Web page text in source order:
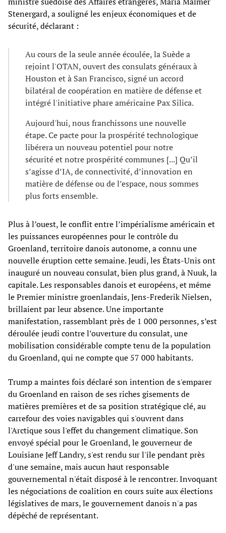
Stenergard, a souligné les enjeux économiques et de
sécurité, déclarant :
Au cours de la seule année écoulée, la Suède a
rejoint l'OTAN, ouvert des consulats généraux à
Houston et à San Francisco, signé un accord
bilatéral de coopération en matière de défense et
intégré l'initiative phare américaine Pax Silica.
Aujourd'hui, nous franchissons une nouvelle
étape. Ce pacte pour la prospérité technologique
libérera un nouveau potentiel pour notre
sécurité et notre prospérité communes [...] Qu’il
s’agisse d’IA, de connectivité, d’innovation en
matière de défense ou de l’espace, nous sommes
plus forts ensemble.
Plus à l’ouest, le conflit entre l’impérialisme américain et
les puissances européennes pour le contrôle du
Groenland, territoire danois autonome, a connu une
nouvelle éruption cette semaine. Jeudi, les États-Unis ont
inauguré un nouveau consulat, bien plus grand, à Nuuk, la
capitale. Les responsables danois et européens, et même
le Premier ministre groenlandais, Jens-Frederik Nielsen,
brillaient par leur absence. Une importante
manifestation, rassemblant près de 1 000 personnes, s’est
déroulée jeudi contre l’ouverture du consulat, une
mobilisation considérable compte tenu de la population
du Groenland, qui ne compte que 57 000 habitants.
Trump a maintes fois déclaré son intention de s'emparer
du Groenland en raison de ses riches gisements de
matières premières et de sa position stratégique clé, au
carrefour des voies navigables qui s'ouvrent dans
l'Arctique sous l'effet du changement climatique. Son
envoyé spécial pour le Groenland, le gouverneur de
Louisiane Jeff Landry, s'est rendu sur l'île pendant près
d'une semaine, mais aucun haut responsable
gouvernemental n'était disposé à le rencontrer. Invoquant
les négociations de coalition en cours suite aux élections
législatives de mars, le gouvernement danois n'a pas
dépêché de représentant.